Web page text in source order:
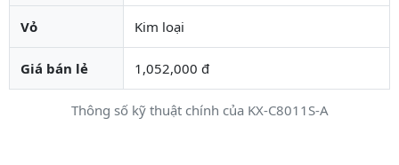
Thông số kỹ thuật chính của KX-C8011S-A
Vỏ Kim loại
Giá bán lẻ 1,052,000 đ